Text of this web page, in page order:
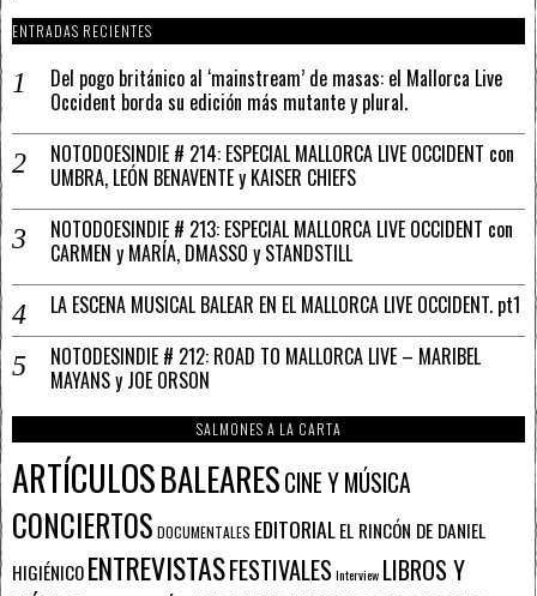
ENTRADAS RECIENTES
Del pogo británico al ‘mainstream’ de masas: el Mallorca Live
Occident borda su edición más mutante y plural.
NOTODOESINDIE # 214: ESPECIAL MALLORCA LIVE OCCIDENT con
UMBRA, LEÓN BENAVENTE y KAISER CHIEFS
NOTODOESINDIE # 213: ESPECIAL MALLORCA LIVE OCCIDENT con
CARMEN y MARÍA, DMASSO y STANDSTILL
LA ESCENA MUSICAL BALEAR EN EL MALLORCA LIVE OCCIDENT. pt1
NOTODESINDIE # 212: ROAD TO MALLORCA LIVE – MARIBEL
MAYANS y JOE ORSON
SALMONES A LA CARTA
ARTÍCULOSBALEARESCINE Y MÚSICA
CONCIERTOS DOCUMENTALES EDITORIALEL RINCÓN DE DANIEL
HIGIÉNICOENTREVISTASFESTIVALESInterview LIBROS Y